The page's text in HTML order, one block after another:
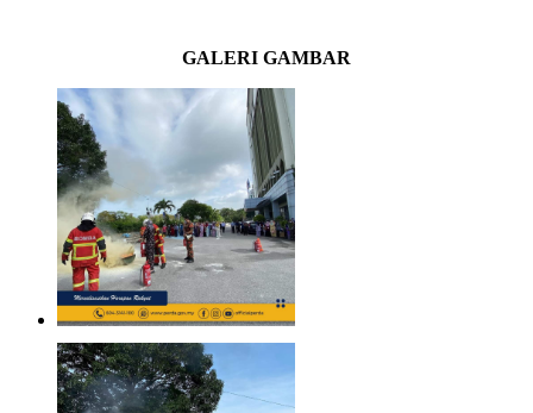
GALERI GAMBAR